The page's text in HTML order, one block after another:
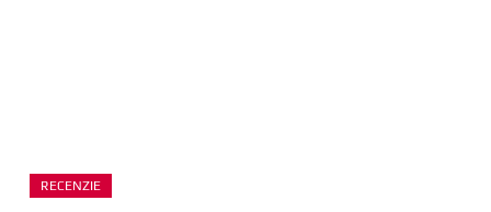
RECENZIE